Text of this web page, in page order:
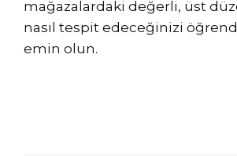
mağazalardaki değerli, üst
nasıl tespit edeceğinizi
emin olun.